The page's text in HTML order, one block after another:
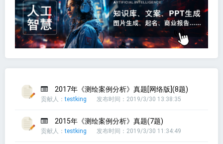
2017年《测绘案例分析》真题[网络版](8题)
贡献人：testking 发布时间：2019/3/30 13:38:35
2015年《测绘案例分析》真题(7题)
贡献人：testking 发布时间：2019/3/30 11:34:49